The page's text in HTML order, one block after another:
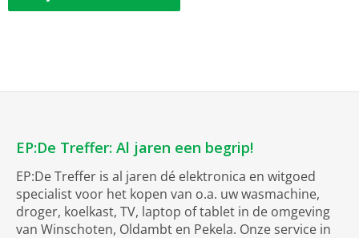
EP:De Treffer: Al jaren een begrip!
EP:De Treffer is al jaren dé elektronica en witgoed
specialist voor het kopen van o.a. uw wasmachine,
droger, koelkast, TV, laptop of tablet in de omgeving
van Winschoten, Oldambt en Pekela. Onze service in